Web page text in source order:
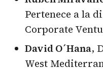
Pertenece a la
Corporate
David O´Hana,
West